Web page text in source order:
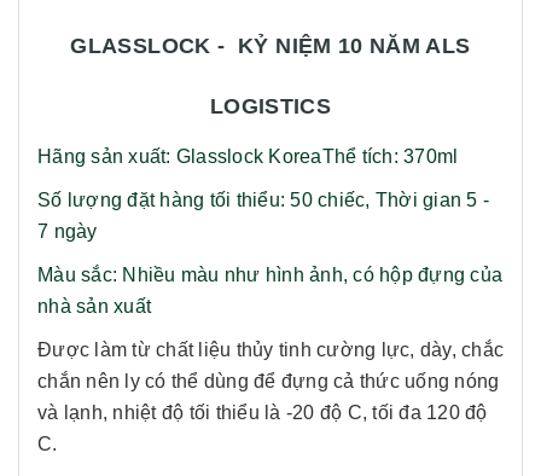
GLASSLOCK - KỶ NIỆM 10 NĂM ALS
LOGISTICS
Hãng sản xuất: Glasslock KoreaThể tích: 370ml
Số lượng đặt hàng tối thiểu: 50 chiếc, Thời gian 5 -
7 ngày
Màu sắc: Nhiều màu như hình ảnh, có hộp đựng của
nhà sản xuất
Được làm từ chất liệu thủy tinh cường lực, dày, chắc
chắn nên ly có thể dùng để đựng cả thức uống nóng
và lạnh, nhiệt độ tối thiểu là -20 độ C, tối đa 120 độ
C.